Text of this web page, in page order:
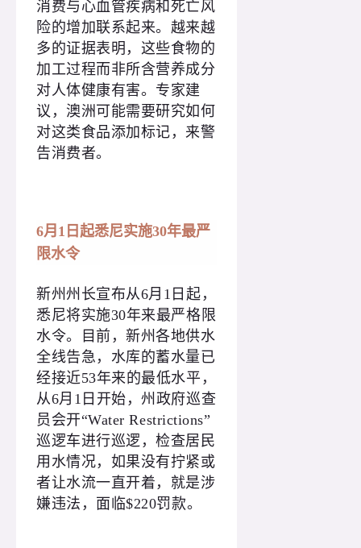
消费与心血管疾病和死亡风
险的增加联系起来。越来越
多的证据表明，这些食物的
加工过程而非所含营养成分
对人体健康有害。专家建
议，澳洲可能需要研究如何
对这类食品添加标记，来警
告消费者。
6月1日起悉尼实施30年最严
限水令
新州州长宣布从6月1日起，
悉尼将实施30年来最严格限
水令。目前，新州各地供水
全线告急，水库的蓄水量已
经接近53年来的最低水平，
从6月1日开始，州政府巡查
员会开“Water Restrictions”
巡逻车进行巡逻，检查居民
用水情况，如果没有拧紧或
者让水流一直开着，就是涉
嫌违法，面临$220罚款。